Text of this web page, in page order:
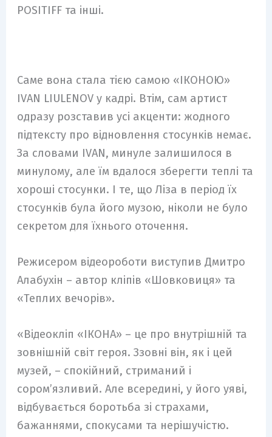
POSITIFF та інші.
Саме вона стала тією самою «ІКОНОЮ»
IVAN LIULENOV у кадрі. Втім, сам артист
одразу розставив усі акценти: жодного
підтексту про відновлення стосунків немає.
За словами IVAN, минуле залишилося в
минулому, але їм вдалося зберегти теплі та
хороші стосунки. І те, що Ліза в період їх
стосунків була його музою, ніколи не було
секретом для їхнього оточення.
Режисером відеороботи виступив Дмитро
Алабухін – автор кліпів «Шовковиця» та
«Теплих вечорів».
«Відеокліп «ІКОНА» – це про внутрішній та
зовнішній світ героя. Ззовні він, як і цей
музей, – спокійний, стриманий і
сором’язливий. Але всередині, у його уяві,
відбувається боротьба зі страхами,
бажаннями, спокусами та нерішучістю.